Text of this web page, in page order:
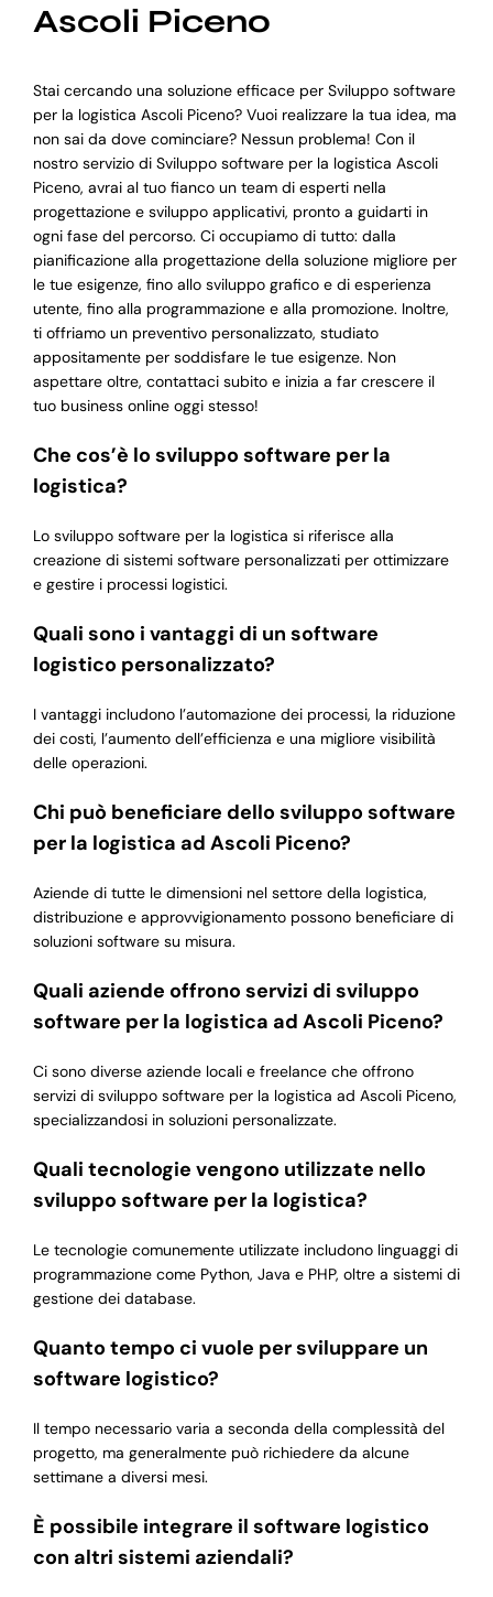
Ascoli Piceno
Stai cercando una soluzione efficace per Sviluppo software
per la logistica Ascoli Piceno? Vuoi realizzare la tua idea, ma
non sai da dove cominciare? Nessun problema! Con il
nostro servizio di Sviluppo software per la logistica Ascoli
Piceno, avrai al tuo fianco un team di esperti nella
progettazione e sviluppo applicativi, pronto a guidarti in
ogni fase del percorso. Ci occupiamo di tutto: dalla
pianificazione alla progettazione della soluzione migliore per
le tue esigenze, fino allo sviluppo grafico e di esperienza
utente, fino alla programmazione e alla promozione. Inoltre,
ti offriamo un preventivo personalizzato, studiato
appositamente per soddisfare le tue esigenze. Non
aspettare oltre, contattaci subito e inizia a far crescere il
tuo business online oggi stesso!
Che cos’è lo sviluppo software per la
logistica?
Lo sviluppo software per la logistica si riferisce alla
creazione di sistemi software personalizzati per ottimizzare
e gestire i processi logistici.
Quali sono i vantaggi di un software
logistico personalizzato?
I vantaggi includono l’automazione dei processi, la riduzione
dei costi, l’aumento dell’efficienza e una migliore visibilità
delle operazioni.
Chi può beneficiare dello sviluppo software
per la logistica ad Ascoli Piceno?
Aziende di tutte le dimensioni nel settore della logistica,
distribuzione e approvvigionamento possono beneficiare di
soluzioni software su misura.
Quali aziende offrono servizi di sviluppo
software per la logistica ad Ascoli Piceno?
Ci sono diverse aziende locali e freelance che offrono
servizi di sviluppo software per la logistica ad Ascoli Piceno,
specializzandosi in soluzioni personalizzate.
Quali tecnologie vengono utilizzate nello
sviluppo software per la logistica?
Le tecnologie comunemente utilizzate includono linguaggi di
programmazione come Python, Java e PHP, oltre a sistemi di
gestione dei database.
Quanto tempo ci vuole per sviluppare un
software logistico?
Il tempo necessario varia a seconda della complessità del
progetto, ma generalmente può richiedere da alcune
settimane a diversi mesi.
È possibile integrare il software logistico
con altri sistemi aziendali?